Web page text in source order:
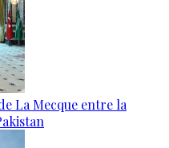
La Mecque entre la